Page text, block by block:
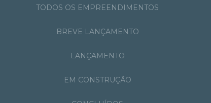
TODOS OS EMPREENDIMENTOS
BREVE LANÇAMENTO
LANÇAMENTO
EM CONSTRUÇÃO